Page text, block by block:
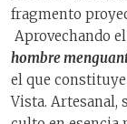
fragmento
Aprovechando
hombre
el que
Vista. Artesanal,